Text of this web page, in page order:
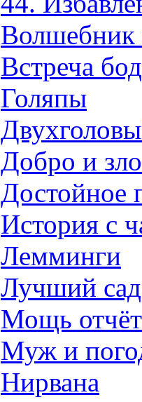
Встреча
Голяпы
Добро и зло
Достойное
История с
Лемминги
Лучший
Мощь
Муж и
Нирвана